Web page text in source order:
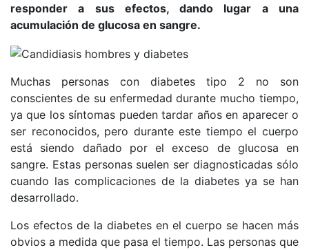
responder a sus efectos, dando lugar a una
acumulación de glucosa en sangre.
Muchas personas con diabetes tipo 2 no son
conscientes de su enfermedad durante mucho tiempo,
ya que los síntomas pueden tardar años en aparecer o
ser reconocidos, pero durante este tiempo el cuerpo
está siendo dañado por el exceso de glucosa en
sangre. Estas personas suelen ser diagnosticadas sólo
cuando las complicaciones de la diabetes ya se han
desarrollado.
Los efectos de la diabetes en el cuerpo se hacen más
obvios a medida que pasa el tiempo. Las personas que